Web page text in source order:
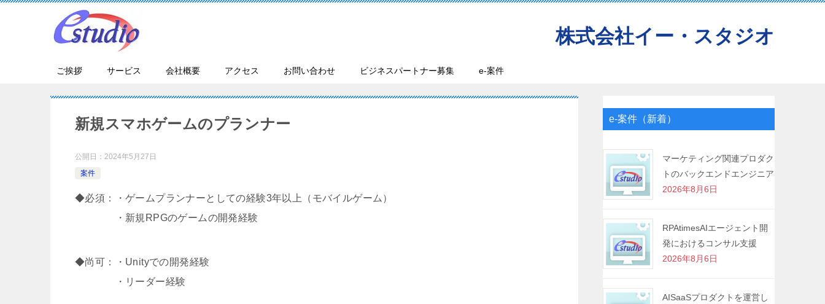
株式会社イー・スタジオ
ご挨拶 サービス 会社概要 アクセス お問い合わせ ビジネスパートナー募集 e-案件
新規スマホゲームのプランナー
公開日： 2024年5月27日
案件
◆必須：・ゲームプランナーとしての経験3年以上（モバイルゲーム）
・新規RPGのゲームの開発経験
◆尚可：・Unityでの開発経験
・リーダー経験
e-案件（新着）
マーケティング関連プロダク
トのバックエンドエンジニア
2026年8月6日
RPAtimesAIエージェント開
発におけるコンサル支援
2026年8月6日
AISaaSプロダクトを運営し